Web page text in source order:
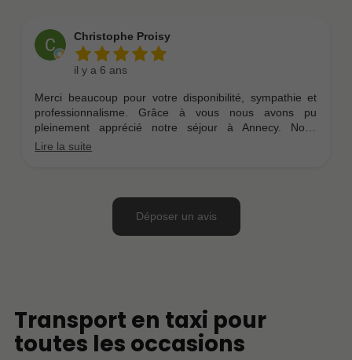
Transport en taxi pour
toutes les occasions